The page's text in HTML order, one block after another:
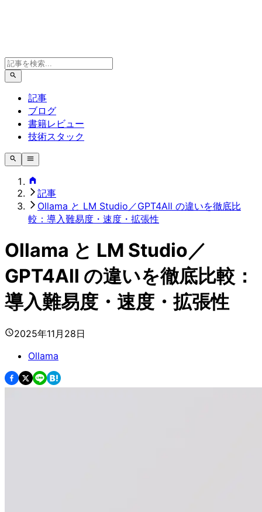
記事
ブログ
書籍レビュー
技術スタック
記事
Ollama と LM Studio／GPT4All の違いを徹底比
較：導入難易度・速度・拡張性
Ollama と LM Studio／
GPT4All の違いを徹底比較：
導入難易度・速度・拡張性
2025年11月28日
Ollama